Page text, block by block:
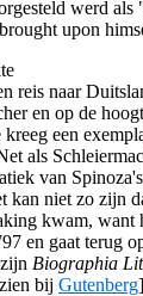
werd als
upon
reis naar
en op de
een
als
van
kan niet zo zijn
kwam, want
en gaat terug
Biographia
bij Gutenberg]